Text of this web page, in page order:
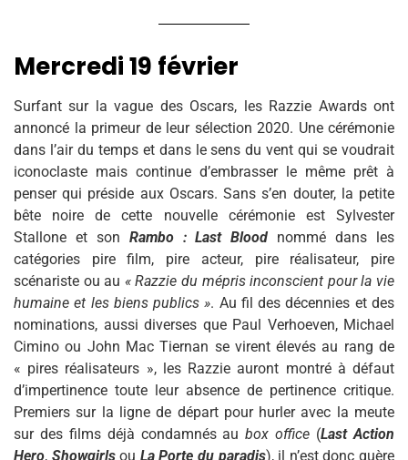
Mercredi 19 février
Surfant sur la vague des Oscars, les Razzie Awards ont
annoncé la primeur de leur sélection 2020. Une cérémonie
dans l’air du temps et dans le sens du vent qui se voudrait
iconoclaste mais continue d’embrasser le même prêt à
penser qui préside aux Oscars. Sans s’en douter, la petite
bête noire de cette nouvelle cérémonie est Sylvester
Stallone et son Rambo : Last Blood nommé dans les
catégories pire film, pire acteur, pire réalisateur, pire
scénariste ou au « Razzie du mépris inconscient pour la vie
humaine et les biens publics ». Au fil des décennies et des
nominations, aussi diverses que Paul Verhoeven, Michael
Cimino ou John Mac Tiernan se virent élevés au rang de
« pires réalisateurs », les Razzie auront montré à défaut
d’impertinence toute leur absence de pertinence critique.
Premiers sur la ligne de départ pour hurler avec la meute
sur des films déjà condamnés aubox office (Last Action
Hero, Showgirls ou La Porte du paradis), il n’est donc guère